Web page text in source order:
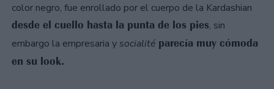
color negro, fue enrollado por el cuerpo de la Kardashian
desde el cuello hasta la punta de los pies, sin
embargo la empresaria y socialité parecía muy cómoda
en su look.